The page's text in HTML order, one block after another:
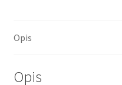
Gefle
Opis
Opis